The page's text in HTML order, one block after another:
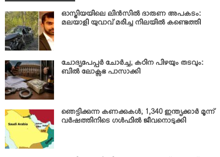
ഓസ്ട്രിയയിലെ ലിന്‍സില്‍ ദാരുണ അപകടം:
മലയാളി യുവാവ് മരിച്ച നിലയില്‍ കണ്ടെത്തി
ചോദ്യപേപ്പര്‍ ചോര്‍ച്ച; കഠിന പിഴയും തടവും:
ബില്‍ ലോക്സഭ പാസാക്കി
ഞെട്ടിക്കുന്ന കണക്കുകള്‍; 1,340 ഇന്ത്യക്കാര്‍ മൂന്ന്
വര്‍ഷത്തിനിടെ ഗള്‍ഫില്‍ ജീവനൊടുക്കി